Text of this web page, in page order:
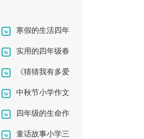
寒假的生活四年
级作文集合九篇
实用的四年级春
天作文汇总6篇
《猜猜我有多爱
你》说课稿11篇
中秋节小学作文
四年级的生命作
文五篇童话故事小学三